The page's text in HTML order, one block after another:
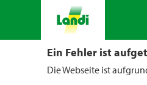
Ein Fehler ist
Die Webseite ist